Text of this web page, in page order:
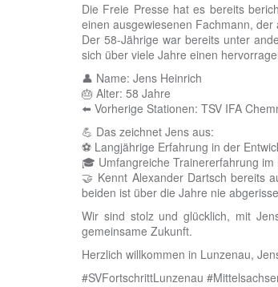
Die Freie Presse hat es bereits
einen ausgewiesenen Fachmann,
Der 58-Jährige war bereits unter
sich über viele Jahre einen
👤 Name: Jens Heinrich
🎂 Alter: 58 Jahre
⬅️ Vorherige Stationen: TSV IFA
💪 Das zeichnet Jens aus:
⚽ Langjährige Erfahrung in der
🎓 Umfangreiche Trainererfahrung
🤝 Kennt Alexander Dartsch bereits
beiden ist über die Jahre nie
Wir sind stolz und glücklich, mit
gemeinsame Zukunft.
Herzlich willkommen in Lunzenau,
#SVFortschrittLunzenau